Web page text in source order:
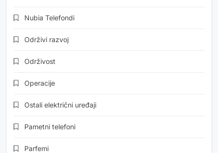
Nubia Telefondi
Održivi razvoj
Održivost
Operacije
Ostali električni uređaji
Pametni telefoni
Parfemi